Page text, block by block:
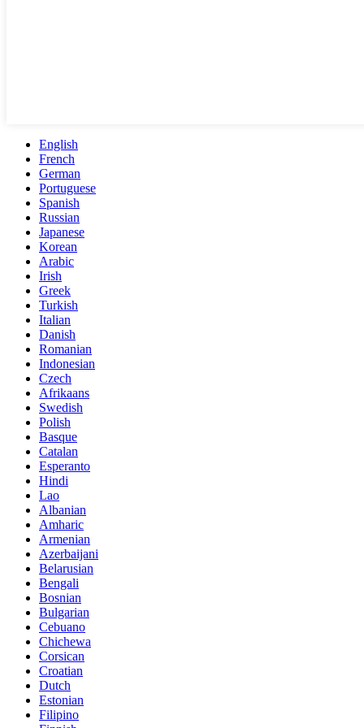
English
French
German
Portuguese
Spanish
Russian
Japanese
Korean
Arabic
Irish
Greek
Turkish
Italian
Danish
Romanian
Indonesian
Czech
Afrikaans
Swedish
Polish
Basque
Catalan
Esperanto
Hindi
Lao
Albanian
Amharic
Armenian
Azerbaijani
Belarusian
Bengali
Bosnian
Bulgarian
Cebuano
Chichewa
Corsican
Croatian
Dutch
Estonian
Filipino